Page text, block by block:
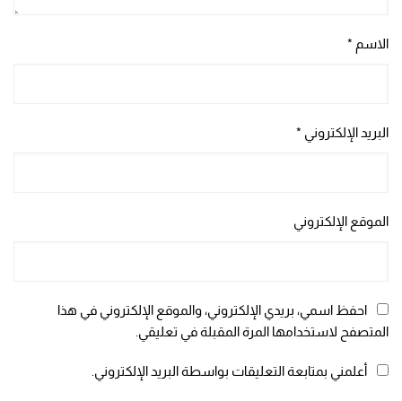
الاسم *
البريد الإلكتروني *
الموقع الإلكتروني
احفظ اسمي، بريدي الإلكتروني، والموقع الإلكتروني في هذا
المتصفح لاستخدامها المرة المقبلة في تعليقي.
أعلمني بمتابعة التعليقات بواسطة البريد الإلكتروني.